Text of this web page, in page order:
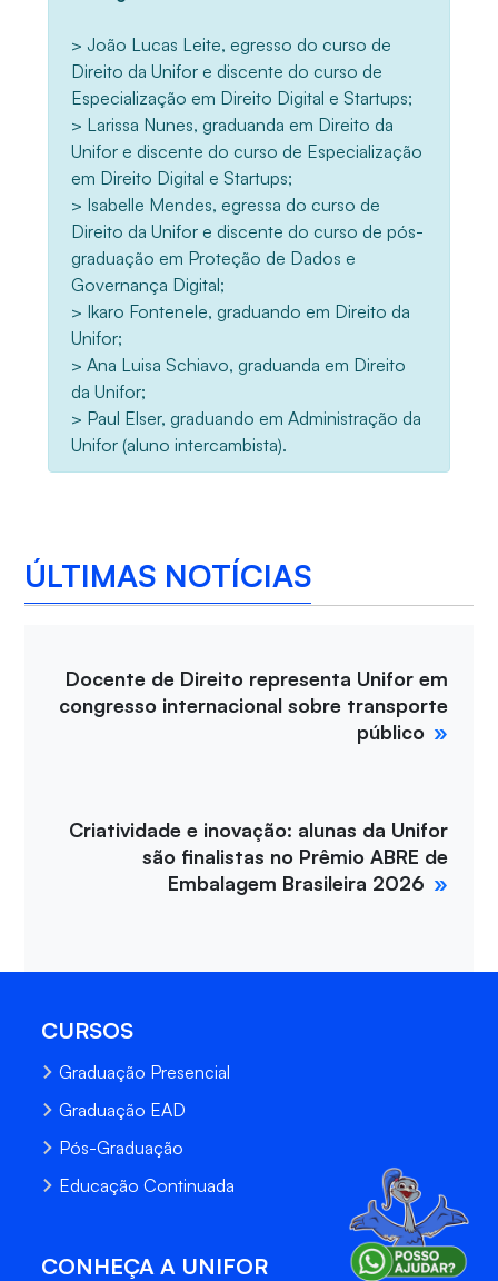
> João Lucas Leite, egresso do curso de
Direito da Unifor e discente do curso de
Especialização em Direito Digital e Startups;
> Larissa Nunes, graduanda em Direito da
Unifor e discente do curso de Especialização
em Direito Digital e Startups;
> Isabelle Mendes, egressa do curso de
Direito da Unifor e discente do curso de pós-
graduação em Proteção de Dados e
Governança Digital;
> Ikaro Fontenele, graduando em Direito da
Unifor;
> Ana Luisa Schiavo, graduanda em Direito
da Unifor;
> Paul Elser, graduando em Administração da
Unifor (aluno intercambista).
ÚLTIMAS NOTÍCIAS
Docente de Direito representa Unifor em
congresso internacional sobre transporte
público
Criatividade e inovação: alunas da Unifor
são finalistas no Prêmio ABRE de
Embalagem Brasileira 2026
CURSOS
Graduação Presencial
Graduação EAD
Pós-Graduação
Educação Continuada
CONHEÇA A UNIFOR